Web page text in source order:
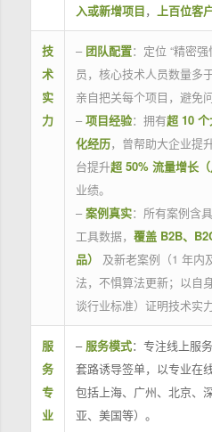
入或新增项目， 上百位客
技
术
实
力
– 团队配置：定位 “精密
员，核心技术人员数量多
亲自把关每个项目，避免
– 项目经验：拥有超 10
化经历，曾帮助大企业提
台提升超 50% 流量增长（
业绩。
– 案例真实：所有案例含
工具数据， 覆盖 B2B、
品）
及新老案例（1 年内
法，不惧算法更新；以自
谈行业标准）证明技术实力
服
务
专
业
– 服务模式：专注线上服
套路诱导签单，以专业在
包括上海、广州、北京、
亚、美国等）。